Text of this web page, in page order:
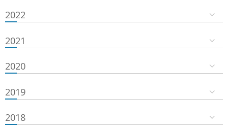
2022
2021
2020
2019
2018